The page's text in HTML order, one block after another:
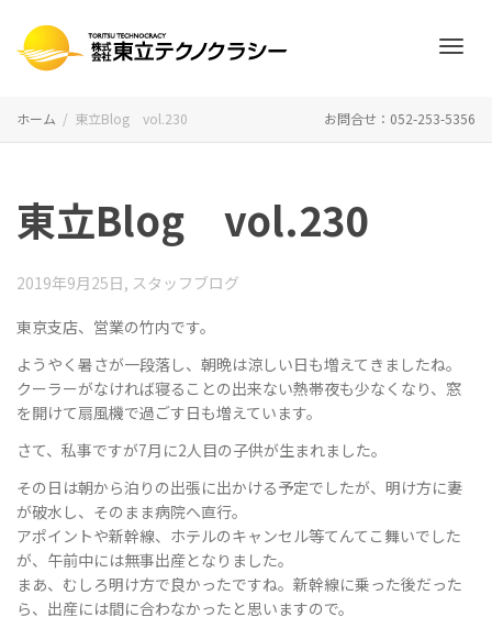
ー
ホーム 東立Blog vol.230 お問合せ：052-253-5356
東立Blog vol.230
2019年9月25日, スタッフブログ
東京支店、営業の竹内です。
ようやく暑さが一段落し、朝晩は涼しい日も増えてきましたね。
クーラーがなければ寝ることの出来ない熱帯夜も少なくなり、窓
を開けて扇風機で過ごす日も増えています。
さて、私事ですが7月に2人目の子供が生まれました。
その日は朝から泊りの出張に出かける予定でしたが、明け方に妻
が破水し、そのまま病院へ直行。
アポイントや新幹線、ホテルのキャンセル等てんてこ舞いでした
が、午前中には無事出産となりました。
まあ、むしろ明け方で良かったですね。新幹線に乗った後だった
ら、出産には間に合わなかったと思いますので。